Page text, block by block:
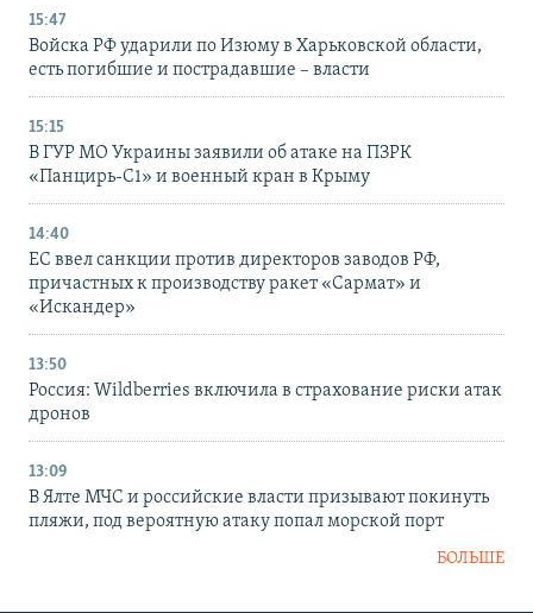
15:47
Войска РФ ударили по Изюму в Харьковской области,
есть погибшие и пострадавшие – власти
15:15
В ГУР МО Украины заявили об атаке на ПЗРК
«Панцирь-С1» и военный кран в Крыму
14:40
ЕС ввел санкции против директоров заводов РФ,
причастных к производству ракет «Сармат» и
«Искандер»
13:50
Россия: Wildberries включила в страхование риски атак
дронов
13:09
В Ялте МЧС и российские власти призывают покинуть
пляжи, под вероятную атаку попал морской порт
БОЛЬШЕ